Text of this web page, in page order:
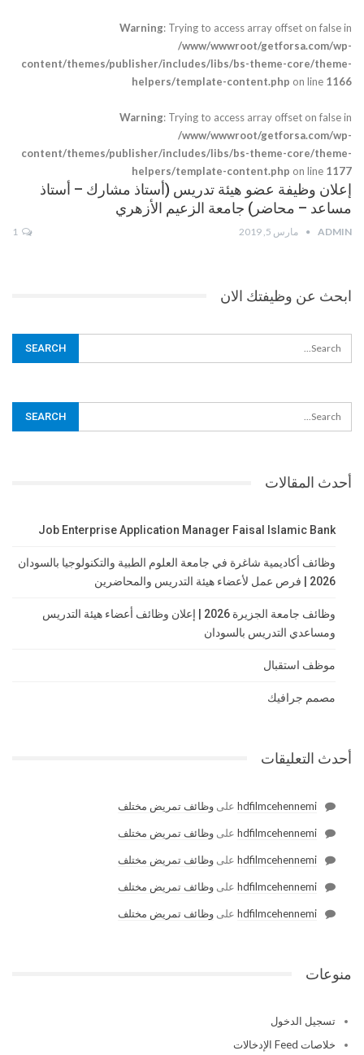
Warning: Trying to access array offset on false in
/www/wwwroot/getforsa.com/wp-
content/themes/publisher/includes/libs/bs-theme-core/theme-
helpers/template-content.php on line 1166
Warning: Trying to access array offset on false in
/www/wwwroot/getforsa.com/wp-
content/themes/publisher/includes/libs/bs-theme-core/theme-
helpers/template-content.php on line 1177
إعلان وظيفة عضو هيئة تدريس (أستاذ مشارك – أستاذ
مساعد – محاضر) جامعة الزعيم الأزهري
ADMIN مارس 5, 2019
ابحث عن وظيفتك الان
أحدث المقالات
Job Enterprise Application Manager Faisal Islamic Bank
وظائف أكاديمية شاغرة في جامعة العلوم الطبية والتكنولوجيا بالسودان
2026 | فرص عمل لأعضاء هيئة التدريس والمحاضرين
وظائف جامعة الجزيرة 2026 | إعلان وظائف أعضاء هيئة التدريس
ومساعدي التدريس بالسودان
موظف استقبال
مصمم جرافيك
أحدث التعليقات
hdfilmcehennemi على وظائف تمريض مختلف
hdfilmcehennemi على وظائف تمريض مختلف
hdfilmcehennemi على وظائف تمريض مختلف
hdfilmcehennemi على وظائف تمريض مختلف
hdfilmcehennemi على وظائف تمريض مختلف
منوعات
تسجيل الدخول
خلاصات Feed الإدخالات